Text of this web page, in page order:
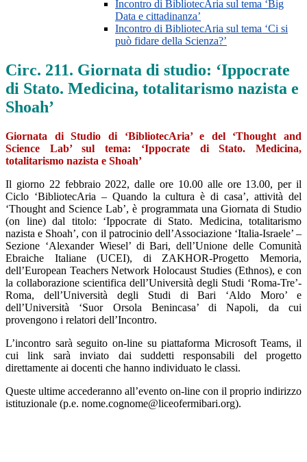
Incontro di BibliotecAria sul tema ‘Big
Data e cittadinanza’
Incontro di BibliotecAria sul tema ‘Ci si
può fidare della Scienza?’
Circ. 211. Giornata di studio: ‘Ippocrate
di Stato. Medicina, totalitarismo nazista e
Shoah’
Giornata di Studio di ‘BibliotecAria’ e del ‘Thought and
Science Lab’ sul tema: ‘Ippocrate di Stato. Medicina,
totalitarismo nazista e Shoah’
Il giorno 22 febbraio 2022, dalle ore 10.00 alle ore 13.00, per il
Ciclo ‘BibliotecAria – Quando la cultura è di casa’, attività del
‘Thought and Science Lab’, è programmata una Giornata di Studio
(on line) dal titolo: ‘Ippocrate di Stato. Medicina, totalitarismo
nazista e Shoah’, con il patrocinio dell’Associazione ‘Italia-Israele’ –
Sezione ‘Alexander Wiesel’ di Bari, dell’Unione delle Comunità
Ebraiche Italiane (UCEI), di ZAKHOR-Progetto Memoria,
dell’European Teachers Network Holocaust Studies (Ethnos), e con
la collaborazione scientifica dell’Università degli Studi ‘Roma-Tre’-
Roma, dell’Università degli Studi di Bari ‘Aldo Moro’ e
dell’Università ‘Suor Orsola Benincasa’ di Napoli, da cui
provengono i relatori dell’Incontro.
L’incontro sarà seguito on-line su piattaforma Microsoft Teams, il
cui link sarà inviato dai suddetti responsabili del progetto
direttamente ai docenti che hanno individuato le classi.
Queste ultime accederanno all’evento on-line con il proprio indirizzo
istituzionale (p.e. nome.cognome@liceofermibari.org).